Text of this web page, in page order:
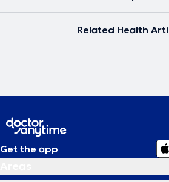
ιατρική εντείνεται όλο και περισσότερο η
Related Health
Get the app